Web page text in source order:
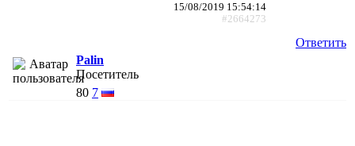
15/08/2019 15:54:14
#2664273
Ответить
Palin
Посетитель
80 7